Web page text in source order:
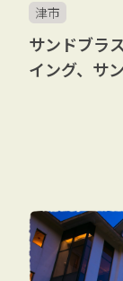
津市
サンドブラ
イング、サ